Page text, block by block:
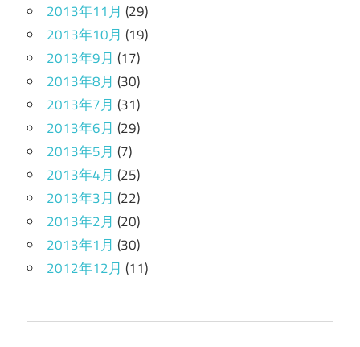
2013年11月 (29)
2013年10月 (19)
2013年9月 (17)
2013年8月 (30)
2013年7月 (31)
2013年6月 (29)
2013年5月 (7)
2013年4月 (25)
2013年3月 (22)
2013年2月 (20)
2013年1月 (30)
2012年12月 (11)